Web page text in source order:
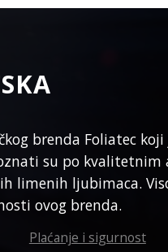
brenda Foliatec
su po
limenih ljubimaca.
ovog brenda.
Plaćanje i sigurnost